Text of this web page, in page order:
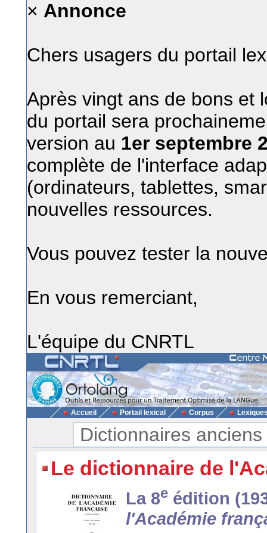
× Annonce
Chers usagers du portail
Après vingt ans de bons et
du portail sera
version au 1er septembre
complète de l'interface
(ordinateurs, tablettes,
nouvelles ressources.
Vous pouvez tester la
En vous remerciant,
L'équipe du CNRTL
Accueil Portail lexical Corpus
Dictionnaires anciens
Le dictionnaire de
La 8e édition
l'Académie